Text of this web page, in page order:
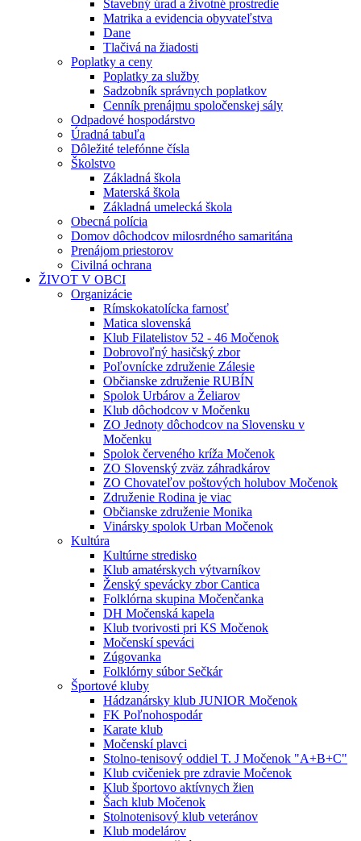
Stavebný úrad a životné prostredie
Matrika a evidencia obyvateľstva
Dane
Tlačivá na žiadosti
Poplatky a ceny
Poplatky za služby
Sadzobník správnych poplatkov
Cenník prenájmu spoločenskej sály
Odpadové hospodárstvo
Úradná tabuľa
Dôležité telefónne čísla
Školstvo
Základná škola
Materská škola
Základná umelecká škola
Obecná polícia
Domov dôchodcov milosrdného samaritána
Prenájom priestorov
Civilná ochrana
ŽIVOT V OBCI
Organizácie
Rímskokatolícka farnosť
Matica slovenská
Klub Filatelistov 52 - 46 Močenok
Dobrovoľný hasičský zbor
Poľovnícke združenie Zálesie
Občianske združenie RUBÍN
Spolok Urbárov a Želiarov
Klub dôchodcov v Močenku
ZO Jednoty dôchodcov na Slovensku v
Močenku
Spolok červeného kríža Močenok
ZO Slovenský zväz záhradkárov
ZO Chovateľov poštových holubov Močenok
Združenie Rodina je viac
Občianske združenie Monika
Vinársky spolok Urban Močenok
Kultúra
Kultúrne stredisko
Klub amatérskych výtvarníkov
Ženský spevácky zbor Cantica
Folklórna skupina Močenčanka
DH Močenská kapela
Klub tvorivosti pri KS Močenok
Močenskí speváci
Zúgovanka
Folklórny súbor Sečkár
Športové kluby
Hádzanársky klub JUNIOR Močenok
FK Poľnohospodár
Karate klub
Močenskí plavci
Stolno-tenisový oddiel T. J Močenok "A+B+C"
Klub cvičeniek pre zdravie Močenok
Klub športovo aktívnych žien
Šach klub Močenok
Stolnotenisový klub veteránov
Klub modelárov